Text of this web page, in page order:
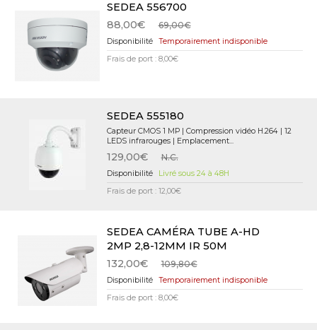
SEDEA 556700
88,00€
69,00€
Temporairement indisponible
Frais de port : 8,00€
SEDEA 555180
Capteur CMOS 1 MP | Compression vidéo H.264 | 12
LEDS infrarouges | Emplacement...
129,00€ N.C.
Livré sous 24 à 48H
Frais de port : 12,00€
SEDEA CAMÉRA TUBE A-HD
2MP 2,8-12MM IR 50M
132,00€
109,80€
Temporairement indisponible
Frais de port : 8,00€